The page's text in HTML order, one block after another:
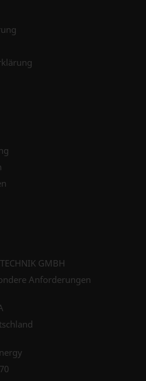
GMBH
Anforderungen